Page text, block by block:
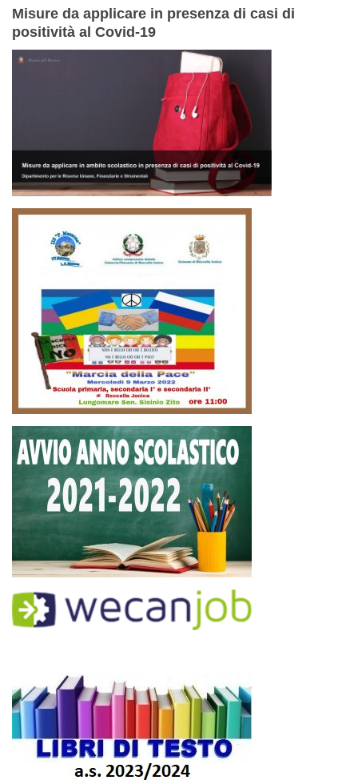
Misure da applicare in presenza di casi di
positività al Covid-19